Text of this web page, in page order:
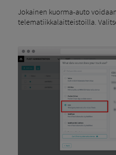
Jokainen kuorma-auto
telematiikkalaitteistoilla.